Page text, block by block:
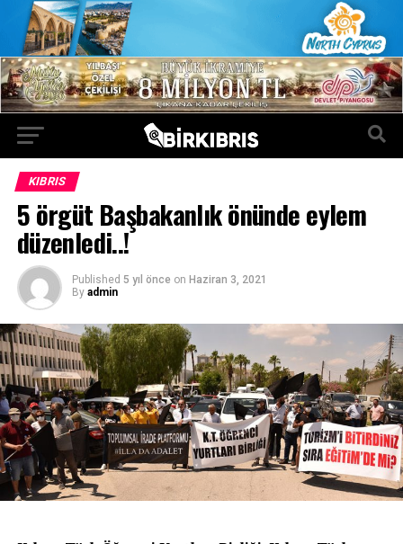
KIBRIS
5 örgüt Başbakanlık önünde eylem
düzenledi..!
Published 5 yıl önce on Haziran 3, 2021
By admin